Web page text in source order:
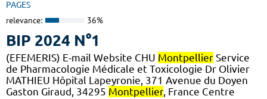
PAGES
relevance: 36%
BIP 2024 N°1
(EFEMERIS) E-mail Website CHU Montpellier Service
de Pharmacologie Médicale et Toxicologie Dr Olivier
MATHIEU Hôpital Lapeyronie, 371 Avenue du Doyen
Gaston Giraud, 34295 Montpellier, France Centre